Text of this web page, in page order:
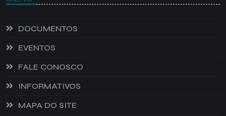
DOCUMENTOS
EVENTOS
FALE CONOSCO
INFORMATIVOS
MAPA DO SITE